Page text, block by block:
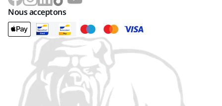
Nous acceptons